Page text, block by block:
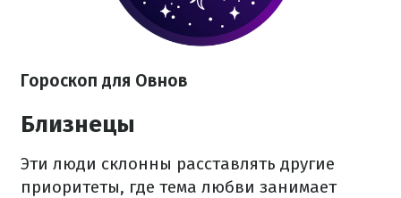
Гороскоп для Овнов
Близнецы
Эти люди склонны расставлять другие
приоритеты, где тема любви занимает